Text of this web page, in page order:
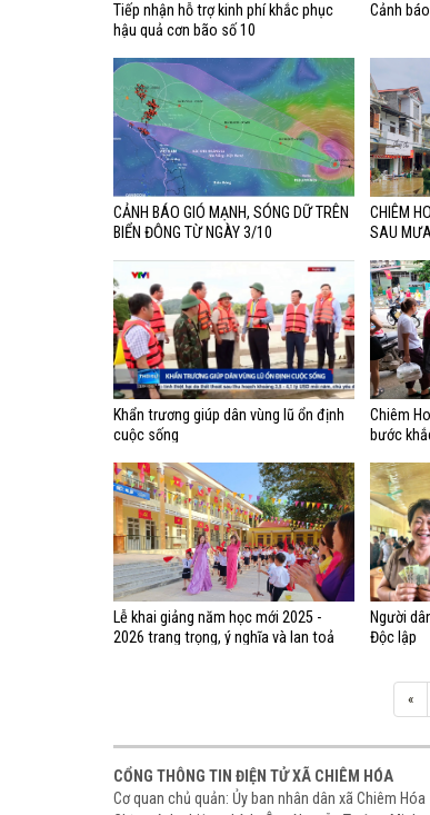
Tiếp nhận hỗ trợ kinh phí khắc phục
hậu quả cơn bão số 10
Cảnh
CẢNH BÁO GIÓ MẠNH, SÓNG DỮ TRÊN
BIỂN ĐÔNG TỪ NGÀY 3/10
CHIÊM
SAU
Khẩn trương giúp dân vùng lũ ổn định
cuộc sống
Chiêm
bước
Lễ khai giảng năm học mới 2025 -
2026 trang trọng, ý nghĩa và lan toả
Người
Độc lập
«
CỔNG THÔNG TIN ĐIỆN TỬ XÃ CHIÊM HÓA
Cơ quan chủ quản: Ủy ban nhân dân xã Chiêm Hóa